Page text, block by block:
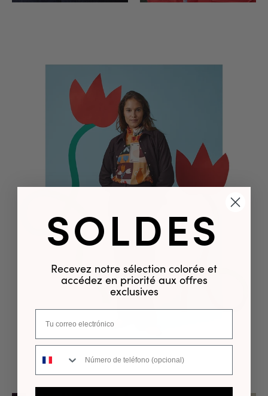
SOLDES
Recevez notre sélection colorée et
accédez en priorité aux offres
exclusives
Número de teléfono